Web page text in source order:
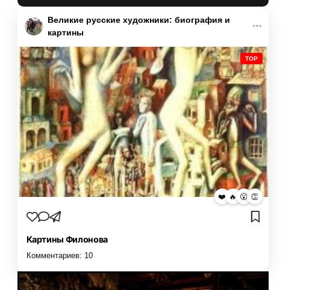
Великие русские художники: биография и
картины
TOP
❤️ 🔥 😮 👏
Картины Филонова
Комментариев: 10